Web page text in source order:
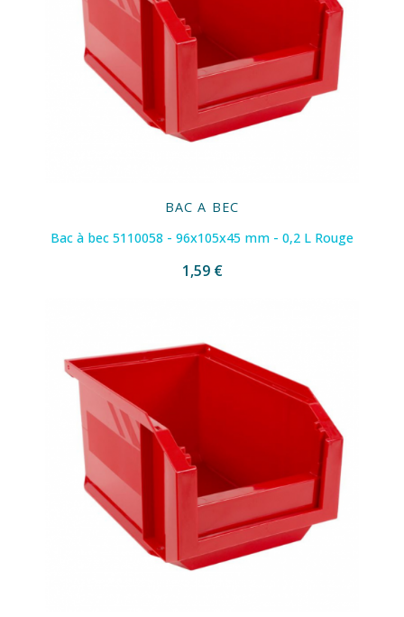
BAC A BEC
Bac à bec 5110058 - 96x105x45 mm - 0,2 L Rouge
1,59 €